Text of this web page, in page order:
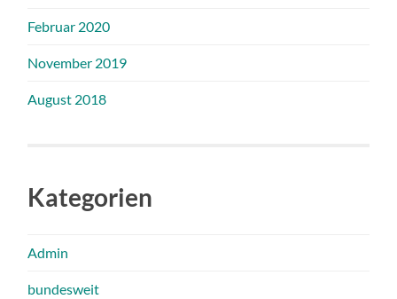
Februar 2020
November 2019
August 2018
Kategorien
Admin
bundesweit